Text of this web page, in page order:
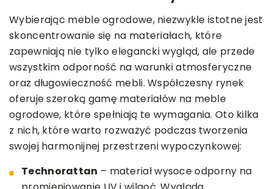
Wybierając meble ogrodowe, niezwykle istotne jest
skoncentrowanie się na materiałach, które
zapewniają nie tylko elegancki wygląd, ale przede
wszystkim odporność na warunki atmosferyczne
oraz długowieczność mebli. Współczesny rynek
oferuje szeroką gamę materiałów na meble
ogrodowe, które spełniają te wymagania. Oto kilka
z nich, które warto rozważyć podczas tworzenia
swojej harmonijnej przestrzeni wypoczynkowej:
Technorattan – materiał wysoce odporny na